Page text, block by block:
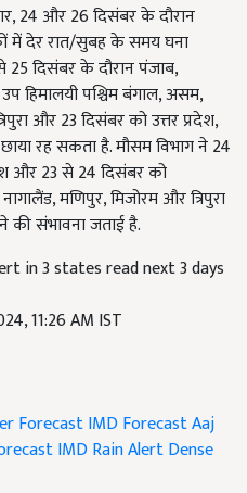
24 और 26 दिसंबर के दौरान
में देर रात/सुबह के समय घना
25 ​​दिसंबर के दौरान पंजाब,
हिमालयी पश्चिम बंगाल, असम,
और 23 दिसंबर को उत्तर प्रदेश,
रह सकता है. मौसम विभाग ने 24
और 23 से 24 दिसंबर को
मणिपुर, मिजोरम और त्रिपुरा
की संभावना जताई है.
in 3 states read next 3 days
11:26 AM IST
ForecastIMD ForecastAaj
IMD Rain AlertDense